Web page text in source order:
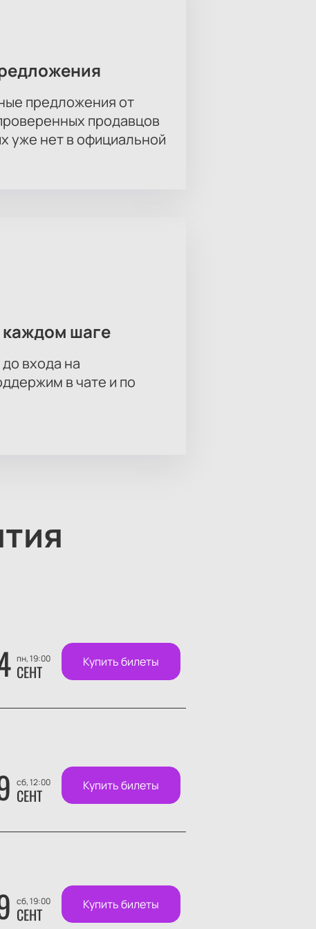
предложения от
продавцов
уже нет в официальной
шаге
входа на
в чате и по
пн, 19:00
СЕНТ Купить билеты
сб, 12:00
СЕНТ Купить билеты
сб, 19:00
СЕНТ Купить билеты